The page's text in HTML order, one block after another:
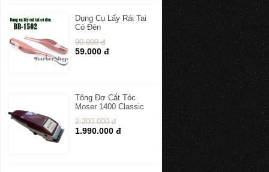
Dụng Cụ Lấy Rái Tai
Có Đèn
90.000 đ
59.000 đ
Tông Đơ Cắt Tóc
Moser 1400 Classic
2.200.000 đ
1.990.000 đ